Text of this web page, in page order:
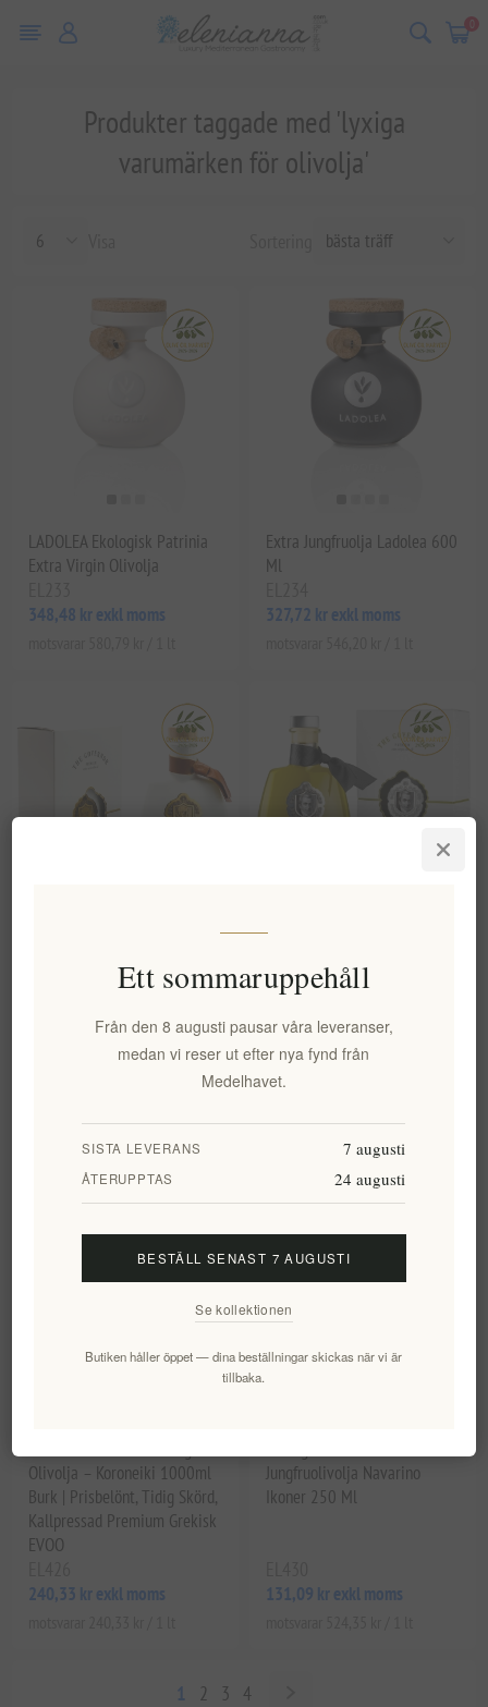
0
Produkter taggade med 'lyxiga
varumärken för olivolja'
LADOLEA Ekologisk Patrinia
Extra Virgin Olivolja
348,48 kr exkl moms
Extra Jungfruolja Ladolea 600
Ml
327,72 kr exkl moms
500ml | Begränsad upplaga
Kallpressad, Hög
polyfenolhalt, Prisbelönt
385,62 kr exkl moms
motsvarar 771,23 kr / 1 lt
The Governor Ofiltrerad
Högfenolisk Korfu EVOO
327,72 kr exkl moms
motsvarar 655,44 kr / 1 lt
Olivolja – Koroneiki 1000ml
Burk | Prisbelönt, Tidig Skörd,
Kallpressad Premium Grekisk
EVOO
240,33 kr exkl moms
Jungfruolivolja Navarino
Ikoner 250 Ml
131,09 kr exkl moms
1 2 3 4
Ett sommaruppehåll
Från den 8 augusti pausar våra leveranser,
medan vi reser ut efter nya fynd från
Medelhavet.
SISTA LEVERANS 7 augusti
ÅTERUPPTAS 24 augusti
BESTÄLL SENAST 7 AUGUSTI
Se kollektionen
Butiken håller öppet — dina beställningar skickas när vi är
tillbaka.